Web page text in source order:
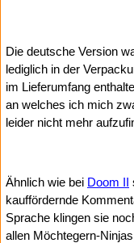
Die deutsche Version
lediglich in der
im Lieferumfang
an welches ich mich
leider nicht mehr
Ähnlich wie bei Doom II
kauffördernde
Sprache klingen sie
allen Möchtegern-